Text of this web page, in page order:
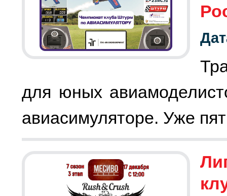
для юных
авиасимуляторе. Уже